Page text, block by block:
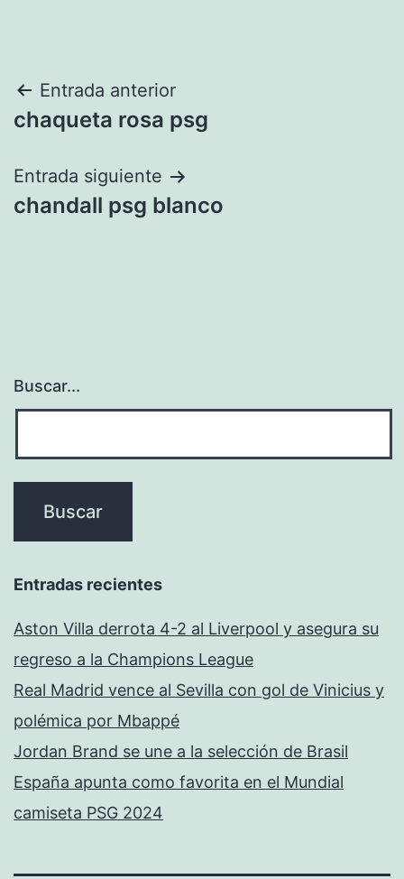
Navegación
de
entradas
Entrada anterior
chaqueta rosa psg
Entrada siguiente
chandall psg blanco
Buscar...
Entradas recientes
Aston Villa derrota 4-2 al Liverpool y asegura su
regreso a la Champions League
Real Madrid vence al Sevilla con gol de Vinicius y
polémica por Mbappé
Jordan Brand se une a la selección de Brasil
España apunta como favorita en el Mundial
camiseta PSG 2024